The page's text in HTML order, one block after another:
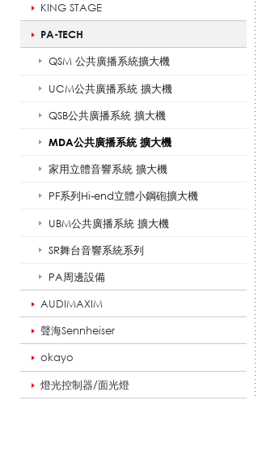
KING STAGE
PA-TECH
QSM 公共廣播系統擴大機
UCM公共廣播系統 擴大機
QSB公共廣播系統 擴大機
MDA公共廣播系統 擴大機
家用立體音響系統 擴大機
PF系列Hi-end立體小鋼砲擴大機
UBM公共廣播系統 擴大機
SR舞台音響系統系列
PA周邊設備
AUDIMAXIM
聲海Sennheiser
okayo
燈光控制器/面光燈